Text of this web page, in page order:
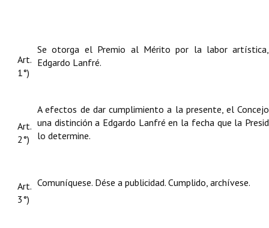
Art.
1°)
Se otorga el Premio al Mérito por la labor
Edgardo Lanfré.
Art.
2°)
A efectos de dar cumplimiento a la presente, el
una distinción a Edgardo Lanfré en la fecha que la
lo determine.
Art.
3°)
Comuníquese. Dése a publicidad. Cumplido, archívese.